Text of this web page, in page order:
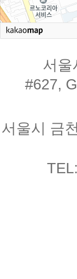
서울
#627,
서울시 금